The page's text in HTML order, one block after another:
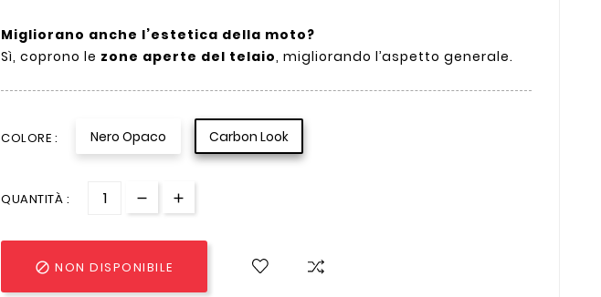
Migliorano anche l’estetica della moto?
Sì, coprono le zone aperte del telaio, migliorando l’aspetto generale.
COLORE : Nero Opaco Carbon Look
QUANTITÀ :
 NON DISPONIBILE